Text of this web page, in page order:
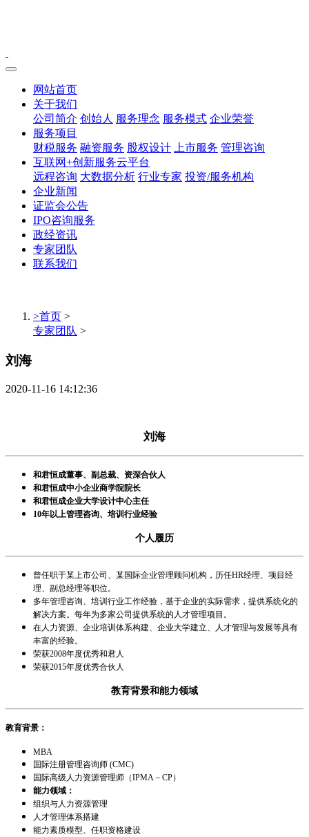
网站首页
关于我们
公司简介 创始人 服务理念 服务模式 企业荣誉
服务项目
财税服务 融资服务 股权设计 上市服务 管理咨询
互联网+创新服务云平台
远程咨询 大数据分析 行业专家 投资/服务机构
企业新闻
证监会公告
IPO咨询服务
政经资讯
专家团队
联系我们
>首页 >
专家团队 >
刘海
2020-11-16 14:12:36
刘海
和君恒成董事、副总裁、资深合伙人
和君恒成中小企业商学院院长
和君恒成企业大学设计中心主任
10年以上管理咨询、培训行业经验
个人履历
曾任职于某上市公司、某国际企业管理顾问机构，历任HR经理、项目经
理、副总经理等职位。
多年管理咨询、培训行业工作经验，基于企业的实际需求，提供系统化的
解决方案。每年为多家公司提供系统的人才管理项目。
在人力资源、企业培训体系构建、企业大学建立、人才管理与发展等具有
丰富的经验。
荣获2008年度优秀和君人
荣获2015年度优秀合伙人
教育背景和能力领域
教育背景：
MBA
国际注册管理咨询师 (CMC)
国际高级人力资源管理师（IPMA－CP）
能力领域：
组织与人力资源管理
人才管理体系搭建
能力素质模型、任职资格建设